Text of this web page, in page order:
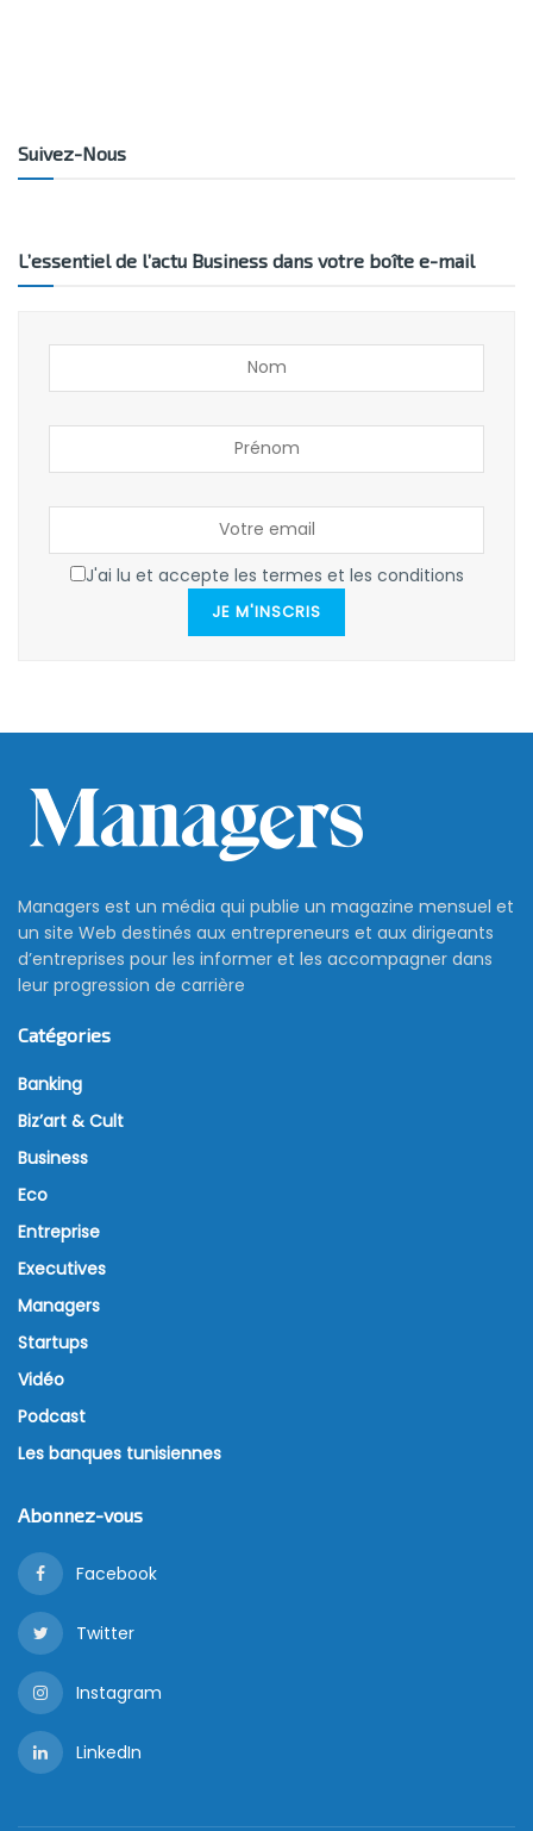
Suivez-Nous
L’essentiel de l’actu Business dans votre boîte e-mail
J'ai lu et accepte les termes et les conditions
JE M'INSCRIS
Managers est un média qui publie un magazine mensuel et
un site Web destinés aux entrepreneurs et aux dirigeants
d’entreprises pour les informer et les accompagner dans
leur progression de carrière
Catégories
Banking
Biz’art & Cult
Business
Eco
Entreprise
Executives
Managers
Startups
Vidéo
Podcast
Les banques tunisiennes
Abonnez-vous
Facebook
Twitter
Instagram
LinkedIn